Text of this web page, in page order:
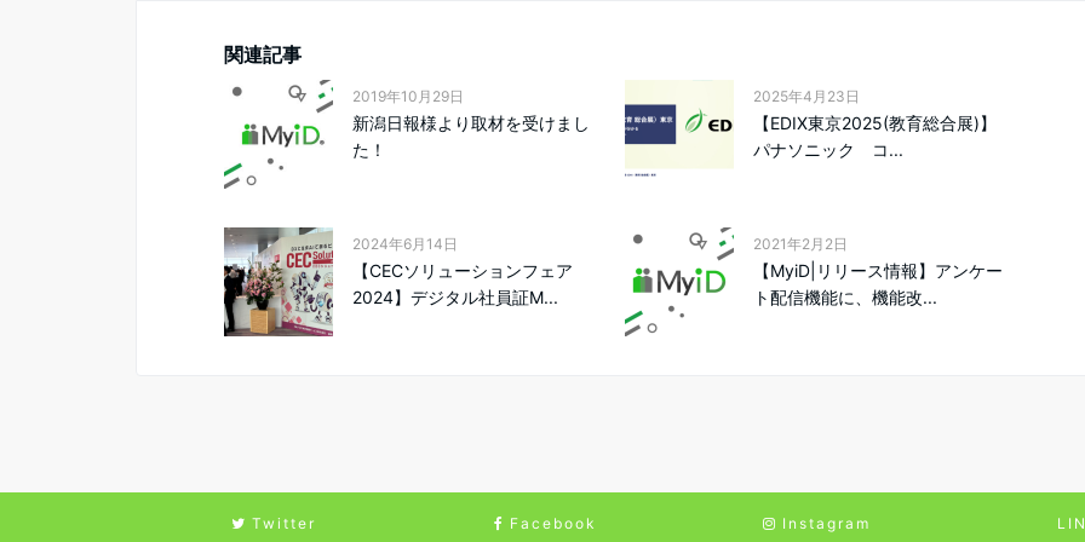
関連記事
2019年10月29日
新潟日報様より取材を受けまし
た！
2025年4月23日
【EDIX東京2025(教育総合展)】
パナソニック コ...
2024年6月14日
【CECソリューションフェア
2024】デジタル社員証M...
2021年2月2日
【MyiD|リリース情報】アンケー
ト配信機能に、機能改...
Twitter Facebook Instagram